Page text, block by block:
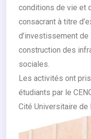
conditions de vie et
consacrant à titre
d’investissement
construction des
sociales.
Les activités ont
étudiants par le
Cité Universitaire de